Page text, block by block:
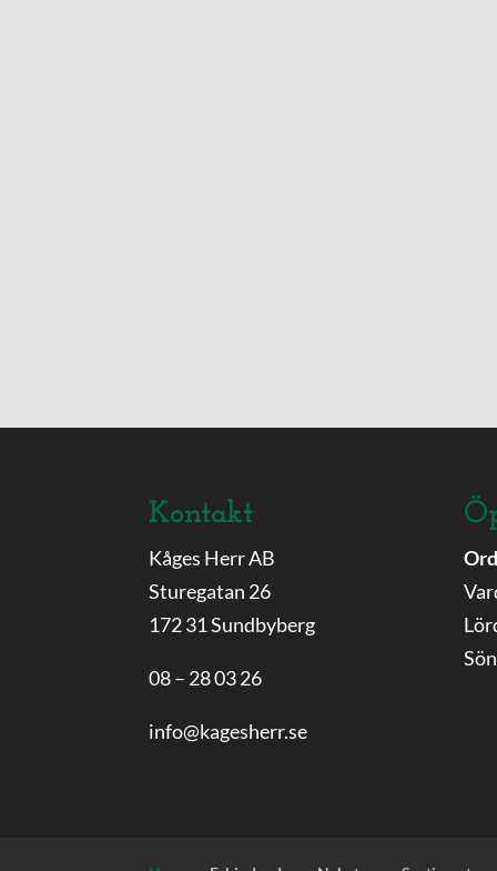
Kontakt
Kåges Herr AB
Sturegatan 26
172 31 Sundbyberg
08 – 28 03 26
info@kagesherr.se